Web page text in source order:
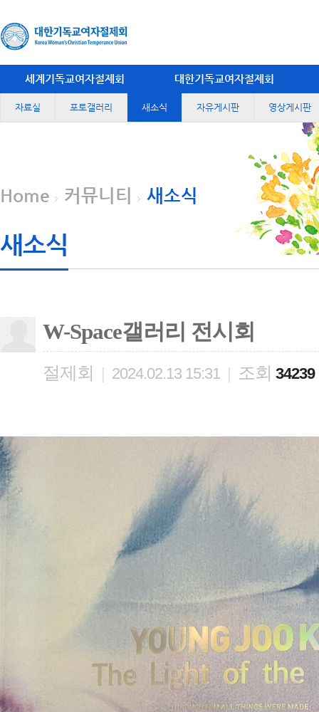
세계기독교여자절제회 대한기독교여자절제회
자료실 포토갤러리 새소식 자유게시판 영상게시판
Home 커뮤니티 새소식
새소식
W-Space갤러리 전시회
절제회 | 2024.02.13 15:31 | 조회 34239